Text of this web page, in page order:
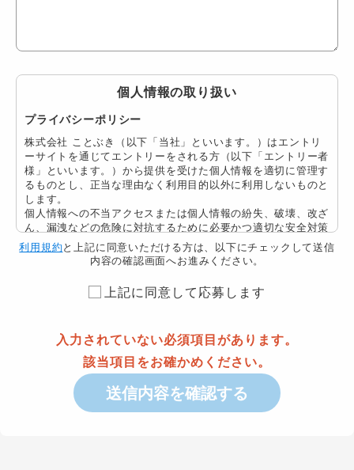
個人情報の取り扱い
プライバシーポリシー
株式会社 ことぶき
（以下「当社」といいます。）はエントリ
ーサイトを通じてエントリーをされる方（以下「エントリー者
様」といいます。）から提供を受けた個人情報を適切に管理す
るものとし、正当な理由なく利用目的以外に利用しないものと
します。
個人情報への不当アクセスまたは個人情報の紛失、破壊、改ざ
ん、漏洩などの危険に対抗するために必要かつ適切な安全対策
を継続的に講じるよう最大限の注意・努力を払います。
当社はこのための基本方針を以下のとおり定め、全社への徹底
等とも協力し、エントリー者様の信頼を得られるよう、個人情
報の保護に努めてまいります。本サイトをご利用いただくうえ
個人情報とは
個人情報とは、個人に関する情報であって当該情報に含まれる
氏名、生年月日その他の記述などによって特定の個人を識別で
きるものをいいます。
利用規約 と上記に同意いただける方は、以下にチェックして送信
内容の確認画面へお進みください。
上記に同意して応募します
入力されていない必須項目があります。
該当項目をお確かめください。
送信内容を確認する